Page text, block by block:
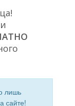
лишь
сайте!